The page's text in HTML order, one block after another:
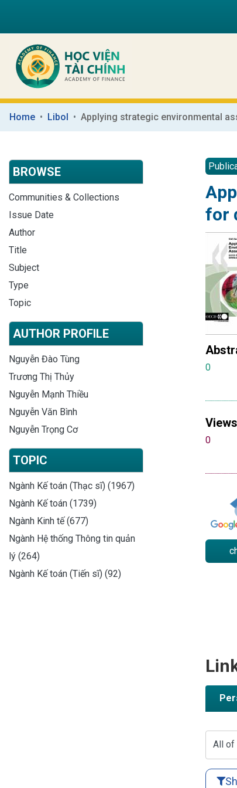
Home Libol
BROWSE
Communities & Collections
Issue Date
Author
Title
Subject
Type
Topic
AUTHOR PROFILE
Nguyễn Đào Tùng
Trương Thị Thủy
Nguyễn Mạnh Thiều
Nguyễn Văn Bình
Nguyễn Trọng Cơ
TOPIC
Ngành Kế toán (Thạc sĩ) (1967)
Ngành Kế toán (1739)
Ngành Kinh tế (677)
Ngành Hệ thống Thông tin quản
lý (264)
Ngành Kế toán (Tiến sĩ) (92)
for
0
0
All of